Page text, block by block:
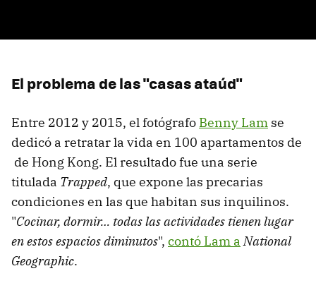
El problema de las "casas ataúd"
Entre 2012 y 2015, el fotógrafo Benny Lam se
dedicó a retratar la vida en 100 apartamentos de
de Hong Kong. El resultado fue una serie
titulada Trapped, que expone las precarias
condiciones en las que habitan sus inquilinos.
"Cocinar, dormir… todas las actividades tienen lugar
en estos espacios diminutos", contó Lam a National
Geographic.